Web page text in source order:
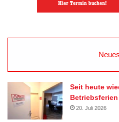
Seit heute
20. Juli 2026